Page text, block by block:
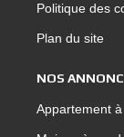
Politique des
Plan du site
NOS
Appartement